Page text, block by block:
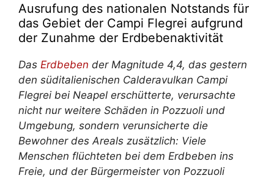
Ausrufung des nationalen Notstands für
das Gebiet der Campi Flegrei aufgrund
der Zunahme der Erdbebenaktivität
Das Erdbeben der Magnitude 4,4, das gestern
den süditalienischen Calderavulkan Campi
Flegrei bei Neapel erschütterte, verursachte
nicht nur weitere Schäden in Pozzuoli und
Umgebung, sondern verunsicherte die
Bewohner des Areals zusätzlich: Viele
Menschen flüchteten bei dem Erdbeben ins
Freie, und der Bürgermeister von Pozzuoli